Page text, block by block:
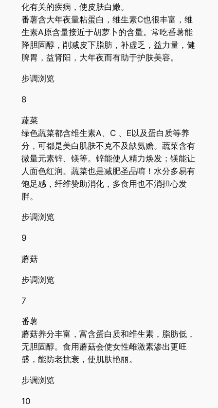
化有关的疾病，使皮肤白嫩。
番薯含大年夜量粘蛋白，维生素C也很丰富，维
生素A原含量接近于胡萝卜的含量。常吃番薯能
降胆固醇，削减皮下脂肪，补虚乏，益力量，健
脾胃，益肾阳，大年夜而有助于护肤美容。
步调浏览
8
蔬菜
绿色蔬菜都含维生素A、C 、E以及蛋白质等养
分，可都是美白肌肤不克不及缺氨赡。蔬菜含有
微量元素锌、镁等。锌能使人精力焕发；镁能让
人面色红润。蔬菜也是减肥圣品唷！水分多易有
饱足感，纤维赞助消化，多食用也不消担心发
胖。
步调浏览
9
蘑菇
步调浏览
7
番薯
蘑菇养分丰富，富含蛋白质和维生素，脂肪低，
无胆固醇。食用蘑菇会使女性雌激素渗出更旺
盛，能防老抗衰，使肌肤艳丽。
步调浏览
10